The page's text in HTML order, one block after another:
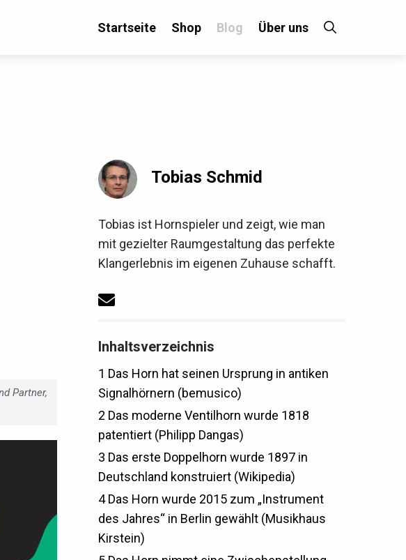
Startseite Shop Blog Über uns
Partner,
Tobias Schmid
Tobias ist Hornspieler und zeigt, wie man
mit gezielter Raumgestaltung das perfekte
Klangerlebnis im eigenen Zuhause schafft.
Inhaltsverzeichnis
1 Das Horn hat seinen Ursprung in antiken
Signalhörnern (bemusico)
2 Das moderne Ventilhorn wurde 1818
patentiert (Philipp Dangas)
3 Das erste Doppelhorn wurde 1897 in
Deutschland konstruiert (Wikipedia)
4Das Horn wurde 2015 zum „Instrument
des Jahres“ in Berlin gewählt (Musikhaus
Kirstein)